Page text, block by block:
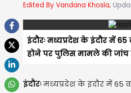
Edited By Vandana Khosla,
इंदौरः मध्यप्रदेश के इंदौर में
होने पर पुलिस मामले की जांच
इंदौरःमध्यप्रदेश के इंदौर में 65